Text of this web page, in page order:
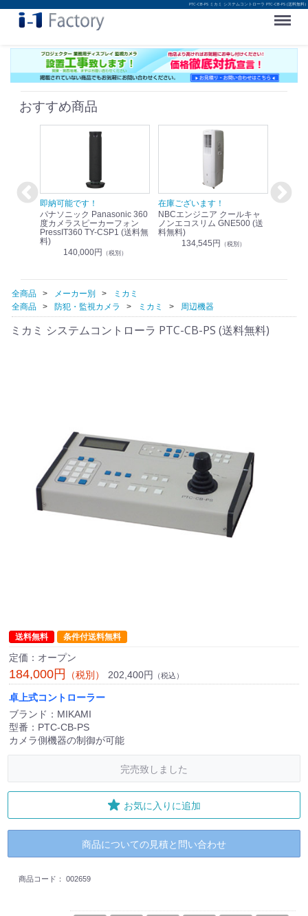
PTC-CB-PS ミカミ システムコントローラ PTC-CB-PS (送料無料)
Menu
おすすめ商品
即納可能です！
パナソニック Panasonic 360
度カメラスピーカーフォン
PressIT360 TY-CSP1 (送料無
料)
140,000円 （税別）
在庫ございます！
NBCエンジニア クールキャ
ノンエコスリム GNE500 (送
料無料)
134,545円 （税別）
即納可
全商品 メーカー別
ミカミ
全商品
防犯・監視カメラ ミカミ 周辺機器
ミカミ システムコントローラ PTC-CB-PS (送料無料)
送料無料 条件付送料無料
定価：オープン
184,000円 （税別） 202,400円 （税込）
卓上式コントローラー
ブランド：MIKAMI
型番：PTC-CB-PS
カメラ側機器の制御が可能
完売致しました
お気に入りに追加
商品についての見積と問い合わせ
商品コード： 002659